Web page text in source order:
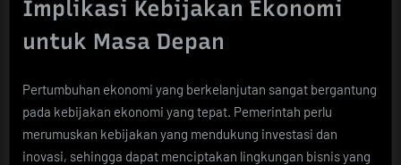
Implikasi Kebijakan Ekonomi
untuk Masa Depan
Pertumbuhan ekonomi yang berkelanjutan sangat bergantung
pada kebijakan ekonomi yang tepat. Pemerintah perlu
merumuskan kebijakan yang mendukung investasi dan
inovasi, sehingga dapat menciptakan lingkungan bisnis yang